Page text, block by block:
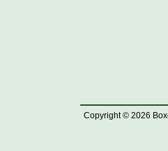
Copyright © 2026